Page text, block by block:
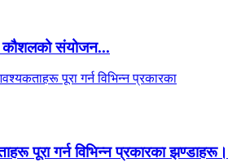
कौशलको संयोजन...
पूरा गर्न विभिन्न प्रकारका झण्डाहरू।